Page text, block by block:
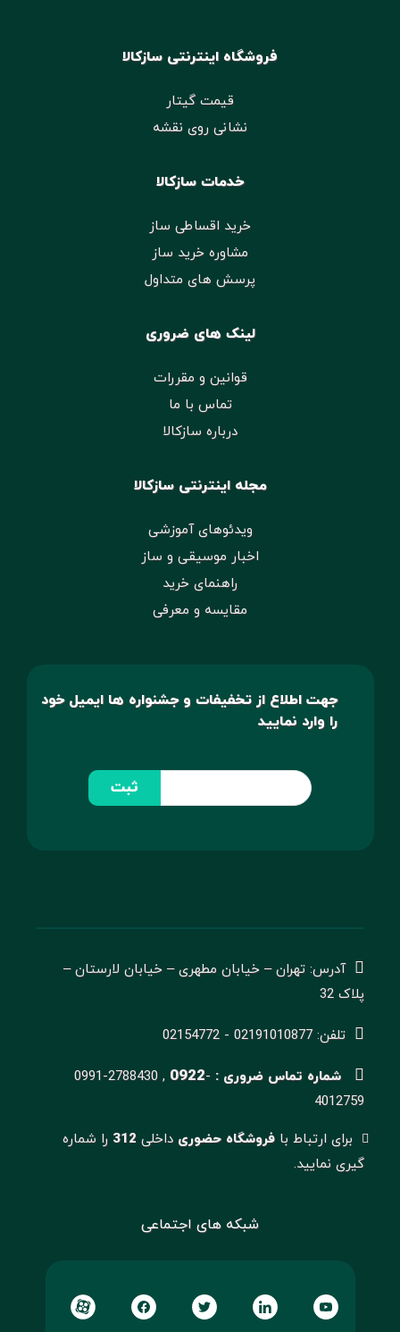
فروشگاه اینترنتی سازکالا
قیمت گیتار
نشانی روی نقشه
خدمات سازکالا
خرید اقساطی ساز
مشاوره خرید ساز
پرسش های متداول
لینک های ضروری
قوانین و مقررات
تماس با ما
درباره سازکالا
مجله اینترنتی سازکالا
ویدئوهای آموزشی
اخبار موسیقی و ساز
راهنمای خرید
مقایسه و معرفی
جهت اطلاع از تخفیفات و جشنواره ها ایمیل خود
را وارد نمایید
ثبت
آدرس: تهران – خیابان مطهری – خیابان لارستان –
پلاک 32
تلفن: 02191010877 - 02154772
شماره تماس ضروری : 0991-2788430 , 0922-
4012759
برای ارتباط با فروشگاه حضوریداخلی 312 را شماره
گیری نمایید.
شبکه های اجتماعی